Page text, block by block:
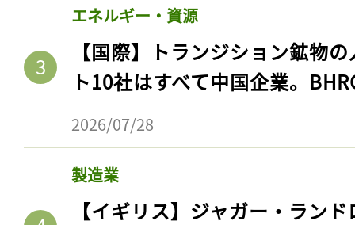
エネルギー・資源
【国際】トランジション鉱物
ト10社はすべて中国企業。
2026/07/28
製造業
【イギリス】ジャガー・ラン